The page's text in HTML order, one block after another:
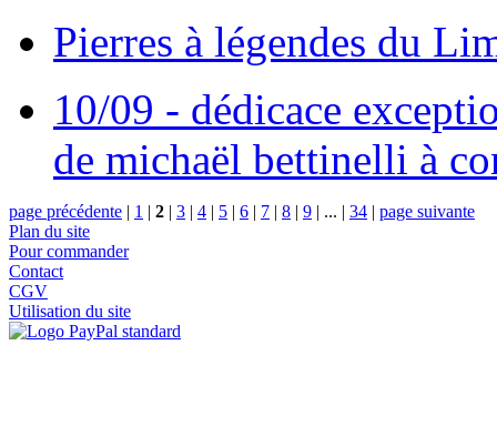
Pierres à légendes du
10/09 - dédicace
de michaël bettinelli à
page précédente | 1 | 2 | 3 | 4 | 5 | 6 | 7 | 8 | 9 | ... | 34 | page suivante
Plan du site
Pour commander
Contact
CGV
Utilisation du site